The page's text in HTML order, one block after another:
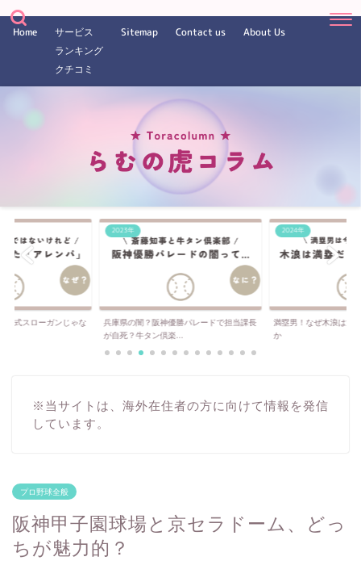
Home
サービス
ランキング
クチコミ
Sitemap Contact us About Us
公式スローガンじゃな
2023年
兵庫県の闇？阪神優勝パレードで担当課長
が自死？牛タン倶楽...
2024年
満塁男！なぜ木浪は満
か
※当サイトは、海外在住者の方に向けて情報を発信
しています。
プロ野球全般
阪神甲子園球場と京セラドーム、どっ
ちが魅力的？